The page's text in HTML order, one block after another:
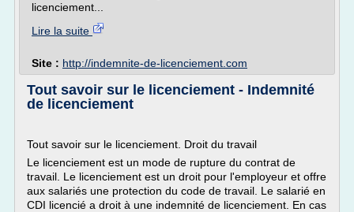
licenciement...
Lire la suite
Site : http://indemnite-de-licenciement.com
Tout savoir sur le licenciement - Indemnité
de licenciement
Tout savoir sur le licenciement. Droit du travail
Le licenciement est un mode de rupture du contrat de
travail. Le licenciement est un droit pour l'employeur et offre
aux salariés une protection du code de travail. Le salarié en
CDI licencié a droit à une indemnité de licenciement. En cas